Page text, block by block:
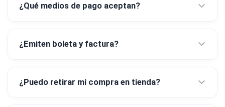
¿Qué medios de pago aceptan?
¿Emiten boleta y factura?
¿Puedo retirar mi compra en tienda?